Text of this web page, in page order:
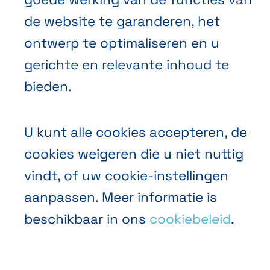
de website te garanderen, het
ontwerp te optimaliseren en u
gerichte en relevante inhoud te
bieden.
U kunt alle cookies accepteren, de
cookies weigeren die u niet nuttig
vindt, of uw cookie-instellingen
aanpassen. Meer informatie is
beschikbaar in ons cookiebeleid.